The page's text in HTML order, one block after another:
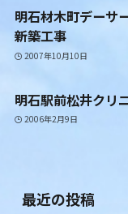
明石材木町デーサ
新築工事
2007年10月10日
明石駅前松井クリ
2006年2月9日
最近の投稿